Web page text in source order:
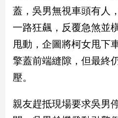
岸/
國
際
會/
方
新
蓋，吳男無視車頭有人
一路狂飆，反覆急煞並
甩動，企圖將柯女甩下
擎蓋前端縫隙，但最終
壓。
親友趕抵現場要求吳男